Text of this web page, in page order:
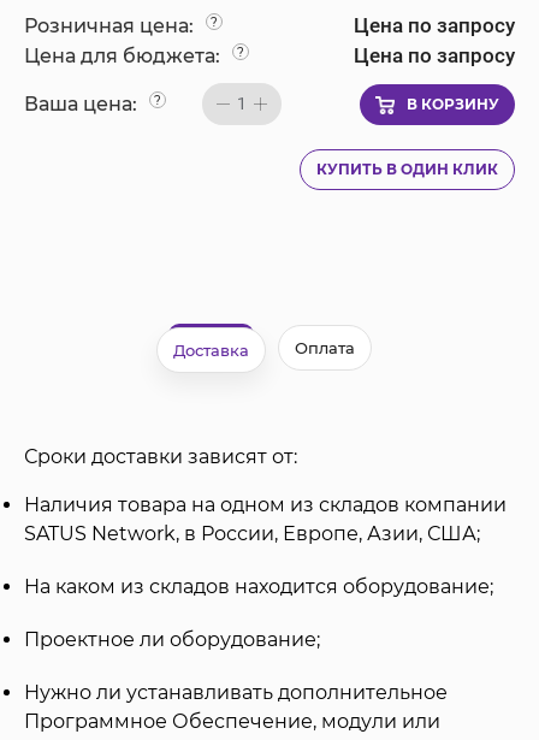
Розничная цена: ? Цена по запросу
Цена для бюджета: ? Цена по запросу
Ваша цена: ? 1 В КОРЗИНУ
КУПИТЬ В ОДИН КЛИК
Доставка Оплата
Сроки доставки зависят от:
Наличия товара на одном из складов компании
SATUS Network, в России, Европе, Азии, США;
На каком из складов находится оборудование;
Проектное ли оборудование;
Нужно ли устанавливать дополнительное
Программное Обеспечение, модули или